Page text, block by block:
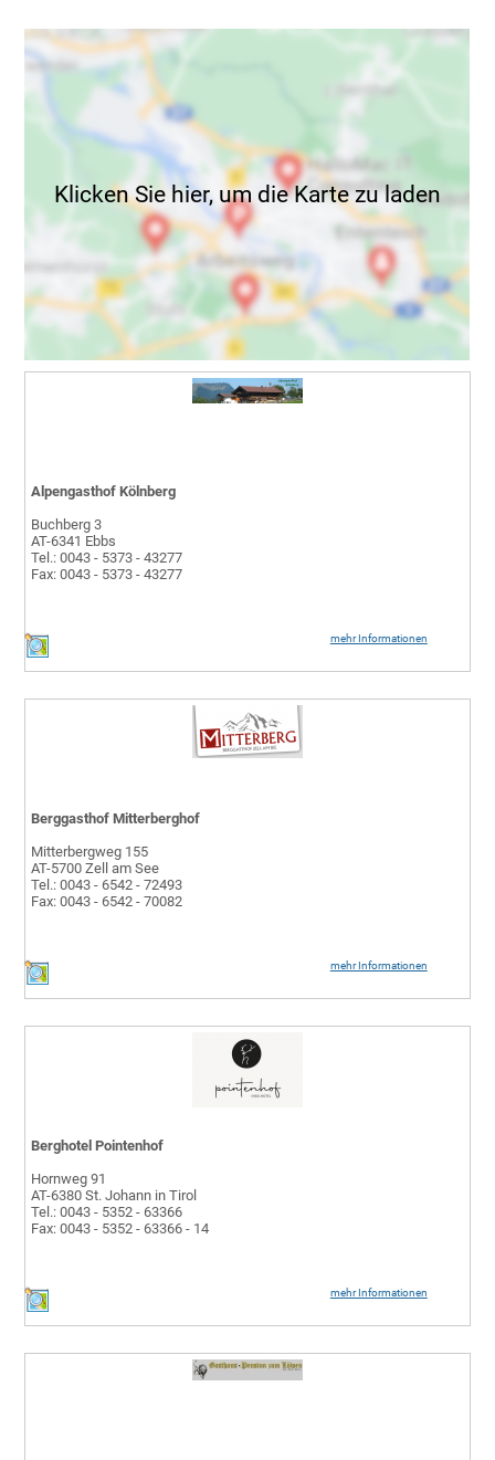
Klicken Sie hier, um die Karte zu laden
mehr Informationen
Alpengasthof Kölnberg
Buchberg 3
AT-6341 Ebbs
Tel.: 0043 - 5373 - 43277
Fax: 0043 - 5373 - 43277
mehr Informationen
Berggasthof Mitterberghof
Mitterbergweg 155
AT-5700 Zell am See
Tel.: 0043 - 6542 - 72493
Fax: 0043 - 6542 - 70082
mehr Informationen
Berghotel Pointenhof
Hornweg 91
AT-6380 St. Johann in Tirol
Tel.: 0043 - 5352 - 63366
Fax: 0043 - 5352 - 63366 - 14